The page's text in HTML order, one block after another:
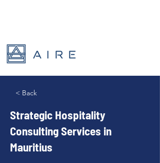
< Back
Strategic Hospitality
Consulting Services in
Mauritius